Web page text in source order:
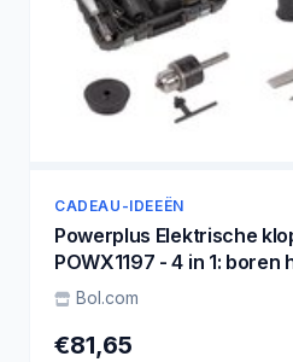
CADEAU-IDEEËN
Powerplus Elektrische
POWX1197 - 4 in 1:
en beitelrotatie, 1500 W
Bol.com
€81,65